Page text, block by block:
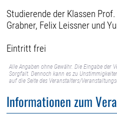
Studierende der Klassen
Grabner, Felix Leissner und
Eintritt frei
Alle Angaben ohne Gewähr. Die Eingabe der
Sorgfalt. Dennoch kann es zu
auf die Seite des Veranstalters/
Informationen zum